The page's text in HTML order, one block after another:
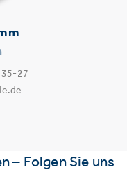
35-27
– Folgen Sie uns